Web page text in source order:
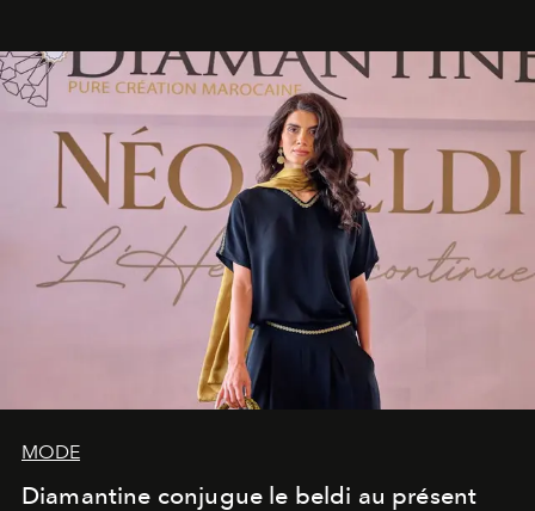
MODE
Diamantine conjugue le beldi au présent